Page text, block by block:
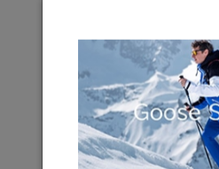
▼ジェイアール名古屋タカシマ
2024年12月11日（水）
10:00-
4F/women
愛知県名古屋市中村区